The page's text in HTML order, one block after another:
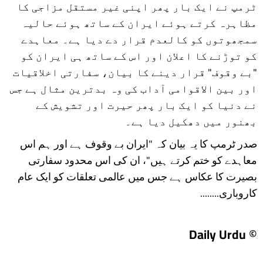
ٹرمپ نے ایک بار پھر اپنی غیر مستقل مزاجی کا
مظاہرہ کرتے ہوئے ایران کے ساتھ ہوئے حالیہ
سمجھوتوں کو کالعدم قرار دے دیا ہے۔ معاہدے
کو توڑنے کا اعلان اور اس کے ساتھ ہی ایران کو
"بے وقوف" قرار دینے کا بیان، سفارتی اخلاقیات
اور بین الاقوامی آداب کی وہ بدترین مثال ہے جس
نے دنیا کو ایک بار پھر حیرت اور تشویش کے
بھنور میں دھکیل دیا ہے۔
​صدر ٹرمپ کا یہ بیان کہ "ایران بے وقوف ہے اور ہم اس
معاہدے کو ختم کرتے ہیں"، ان کی اس محدود سفارتی
بصیرت کا عکاس ہے جس میں عالمی تعلقات کو ایک عام
کاروباری........
© Daily Urdu